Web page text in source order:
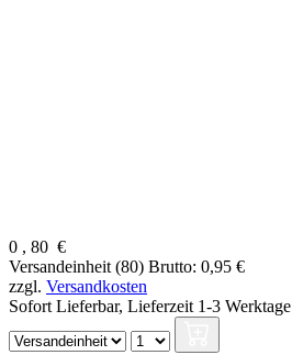
0 , 80 €
Versandeinheit (80) Brutto: 0,95 €
zzgl. Versandkosten
Sofort Lieferbar, Lieferzeit 1-3 Werktage